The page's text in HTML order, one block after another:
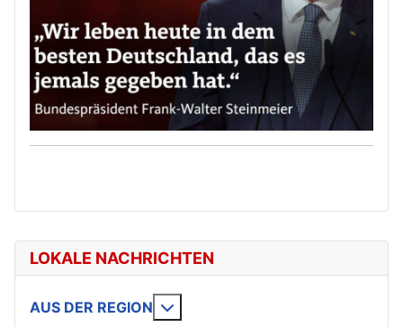
LOKALE NACHRICHTEN
AUS DER REGION